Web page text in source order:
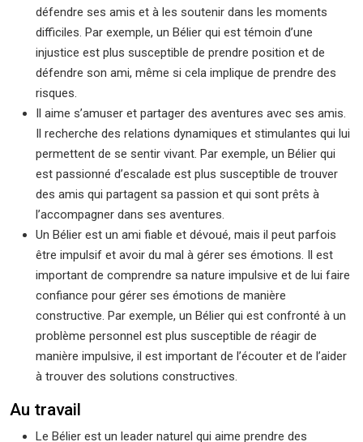
défendre ses amis et à les soutenir dans les moments
difficiles. Par exemple, un Bélier qui est témoin d’une
injustice est plus susceptible de prendre position et de
défendre son ami, même si cela implique de prendre des
risques.
Il aime s’amuser et partager des aventures avec ses amis.
Il recherche des relations dynamiques et stimulantes qui lui
permettent de se sentir vivant. Par exemple, un Bélier qui
est passionné d’escalade est plus susceptible de trouver
des amis qui partagent sa passion et qui sont prêts à
l’accompagner dans ses aventures.
Un Bélier est un ami fiable et dévoué, mais il peut parfois
être impulsif et avoir du mal à gérer ses émotions. Il est
important de comprendre sa nature impulsive et de lui faire
confiance pour gérer ses émotions de manière
constructive. Par exemple, un Bélier qui est confronté à un
problème personnel est plus susceptible de réagir de
manière impulsive, il est important de l’écouter et de l’aider
à trouver des solutions constructives.
Au travail
Le Bélier est un leader naturel qui aime prendre des